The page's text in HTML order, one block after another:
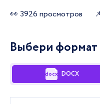
👀 3926 просмотров
Выбери формат
docx DOCX